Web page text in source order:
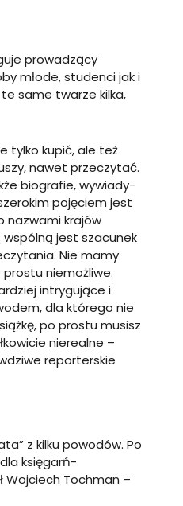
prowadzący
młode, studenci jak i
same twarze kilka,
tylko kupić, ale też
nawet przeczytać.
biografie, wywiady-
pojęciem jest
nazwami krajów
jest szacunek
Nie mamy
niemożliwe.
intrygujące i
dla którego nie
po prostu musisz
nierealne –
reporterskie
z kilku powodów. Po
księgarń-
Wojciech Tochman –